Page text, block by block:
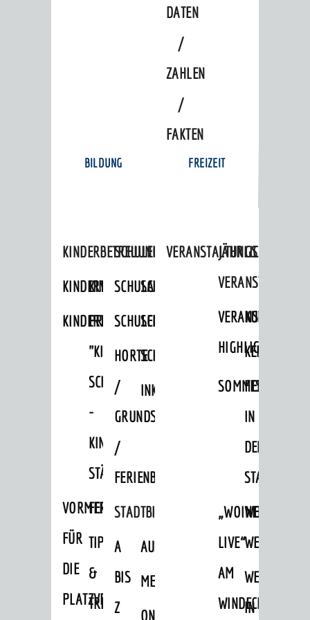
DATEN
/
ZAHLEN
/
FAKTEN
BILDUNG
KINDERBETREUUNG
KINDERTAGESPFLEGE
KINDERKRIPPEN
KINDERTAGESSTÄTTEN
PROJEKT
"KINDER
SCHÜTZEN
-
KINDER
STÄRKEN"
VORMERKVERFAHREN
FÜR
DIE
PLATZVERGABE
FERIENANGEBOTE
TIPPS
&
TREFFS
SCHULEN
SCHULARTEN
SCHULVERWALTUNG
SCHULFERIEN
SCHÜLERBEFÖRDERUNG
HORTE
/
GRUNDSCHULBETREUUNG
/
FERIENBETREUUNG
SCHULSOZIALARBEIT
INKLUSION
STADTBIBLIOTHEK
A
BIS
Z
AUSLEIHE
MEDIENANGEBOTE
ONLINE-
FREIZEIT
VERANSTALTUNGSKALENDER
JÄHRLICHE
HIGHLIGHTS
KERWE
SOMMERTAGSZUG
FESTE
IN
DEN
STADTTEILEN
„WOINEM
LIVE“
AM
WINDECKPLATZ
WEINHEIMER
IN
AKTUELLES